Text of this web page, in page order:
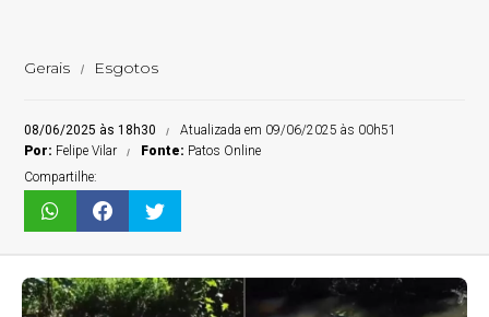
Gerais Esgotos
08/06/2025 às 18h30
Atualizada em 09/06/2025 às 00h51
Por: Felipe Vilar Fonte: Patos Online
Compartilhe: